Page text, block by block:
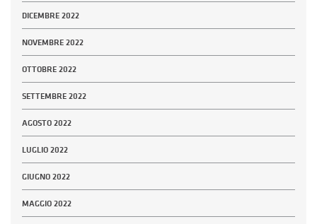
DICEMBRE 2022
NOVEMBRE 2022
OTTOBRE 2022
SETTEMBRE 2022
AGOSTO 2022
LUGLIO 2022
GIUGNO 2022
MAGGIO 2022